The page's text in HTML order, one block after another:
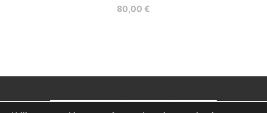
80,00 €